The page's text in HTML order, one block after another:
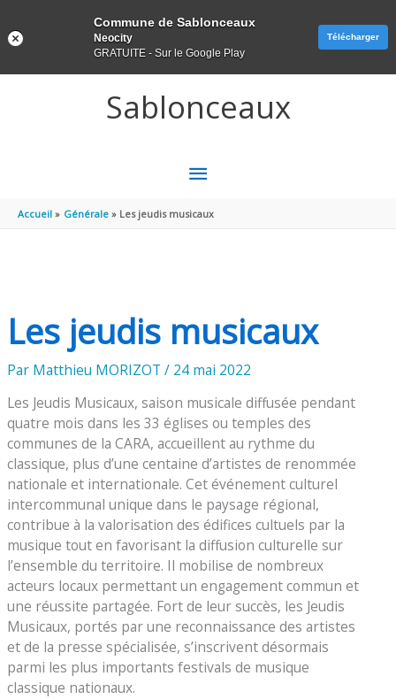
Sablonceaux
MENU
PRINCIPAL
Accueil Générale Les jeudis musicaux
Les jeudis musicaux
Par Matthieu MORIZOT/ 24 mai 2022
Les Jeudis Musicaux, saison musicale diffusée pendant
quatre mois dans les 33 églises ou temples des
communes de la CARA, accueillent au rythme du
classique, plus d’une centaine d’artistes de renommée
nationale et internationale. Cet événement culturel
intercommunal unique dans le paysage régional,
contribue à la valorisation des édifices cultuels par la
musique tout en favorisant la diffusion culturelle sur
l’ensemble du territoire. Il mobilise de nombreux
acteurs locaux permettant un engagement commun et
une réussite partagée. Fort de leur succès, les Jeudis
Musicaux, portés par une reconnaissance des artistes
et de la presse spécialisée, s’inscrivent désormais
parmi les plus importants festivals de musique
classique nationaux.
Commune de Sablonceaux
Neocity
GRATUITE - Sur le Google Play
Télécharger